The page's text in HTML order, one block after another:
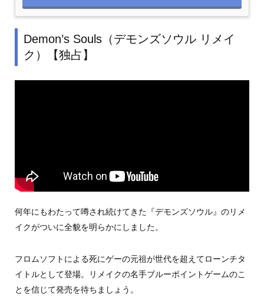
Demon’s Souls（デモンズソウル リメイ
ク）【独占】
何年にもわたって噂され続けてきた『デモンズソウル』のリメ
イクがついに全貌を明らかにしました。
フロムソフトによる死にゲーの元祖が世代を超えてローンチタ
イトルとして登場。リメイクの名手ブルーポイントゲームのこ
とを信じて発売を待ちましょう。